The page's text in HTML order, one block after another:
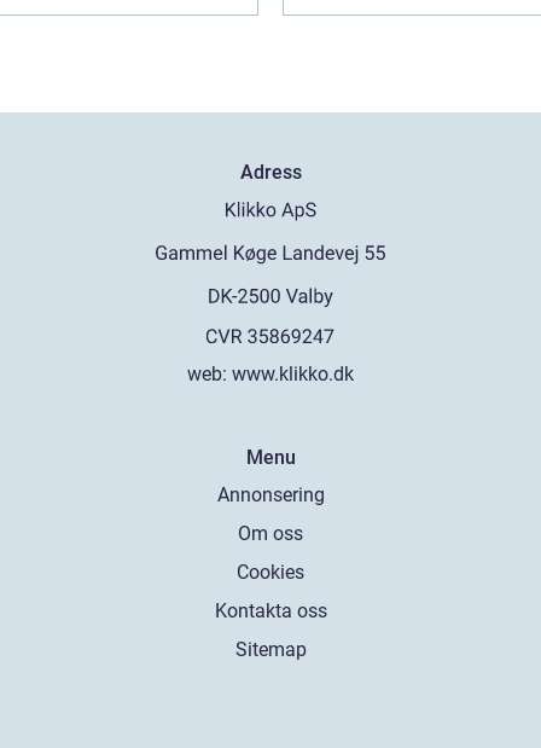
Adress
web: www.klikko.dk
Menu
Annonsering
Om oss
Cookies
Kontakta oss
Sitemap